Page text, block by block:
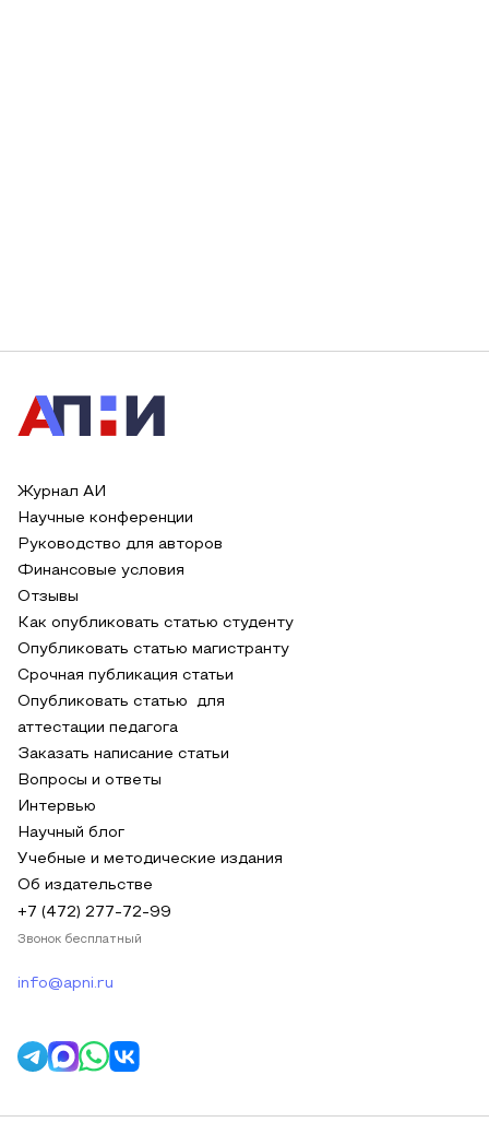
Журнал АИ
Научные конференции
Руководство для авторов
Финансовые условия
Отзывы
Как опубликовать статью студенту
Опубликовать статью магистранту
Срочная публикация статьи
Опубликовать статью для
аттестации педагога
Заказать написание статьи
Вопросы и ответы
Интервью
Научный блог
Учебные и методические издания
Об издательстве
+7 (472) 277-72-99
Звонок бесплатный
info@apni.ru